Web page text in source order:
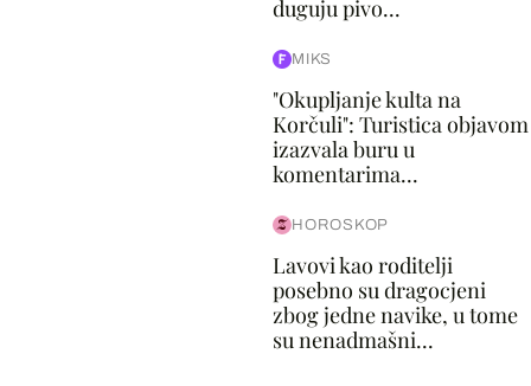
duguju pivo...
MIKS
"Okupljanje kulta na
Korčuli": Turistica objavom
izazvala buru u
komentarima...
HOROSKOP
Lavovi kao roditelji
posebno su dragocjeni
zbog jedne navike, u tome
su nenadmašni...